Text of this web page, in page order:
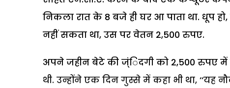
निकला रात के 8 बजे ही घर आ पाता था. धूप हो,
नहीं सकता था, उस पर वेतन 2,500 रुपए.
अपने जहीन बेटे की ज्ंिदगी को 2,500 रुपए में
थी. उन्होंने एक दिन गुस्से में कहा भी था, ‘‘यह